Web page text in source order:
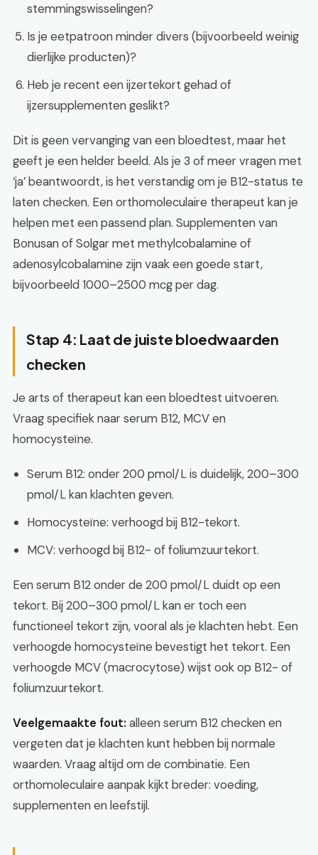
stemmingswisselingen?
Is je eetpatroon minder divers (bijvoorbeeld weinig
dierlijke producten)?
Heb je recent een ijzertekort gehad of
ijzersupplementen geslikt?
Dit is geen vervanging van een bloedtest, maar het
geeft je een helder beeld. Als je 3 of meer vragen met
‘ja’ beantwoordt, is het verstandig om je B12-status te
laten checken. Een orthomoleculaire therapeut kan je
helpen met een passend plan. Supplementen van
Bonusan of Solgar met methylcobalamine of
adenosylcobalamine zijn vaak een goede start,
bijvoorbeeld 1000–2500 mcg per dag.
Stap 4: Laat de juiste bloedwaarden
checken
Je arts of therapeut kan een bloedtest uitvoeren.
Vraag specifiek naar serum B12, MCV en
homocysteïne.
Serum B12: onder 200 pmol/L is duidelijk, 200–300
pmol/L kan klachten geven.
Homocysteïne: verhoogd bij B12-tekort.
MCV: verhoogd bij B12- of foliumzuurtekort.
Een serum B12 onder de 200 pmol/L duidt op een
tekort. Bij 200–300 pmol/L kan er toch een
functioneel tekort zijn, vooral als je klachten hebt. Een
verhoogde homocysteïne bevestigt het tekort. Een
verhoogde MCV (macrocytose) wijst ook op B12- of
foliumzuurtekort.
Veelgemaakte fout: alleen serum B12 checken en
vergeten dat je klachten kunt hebben bij normale
waarden. Vraag altijd om de combinatie. Een
orthomoleculaire aanpak kijkt breder: voeding,
supplementen en leefstijl.